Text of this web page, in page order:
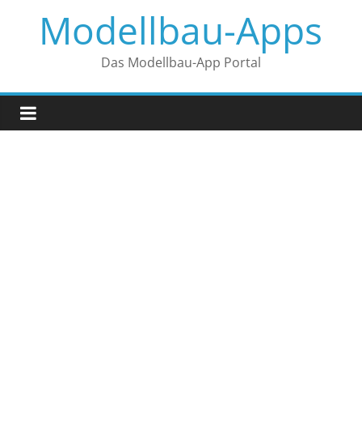
springenModellbau-Apps
Das Modellbau-App Portal